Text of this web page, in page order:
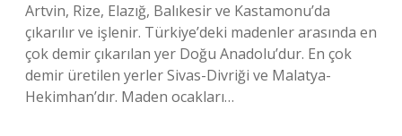
Artvin, Rize, Elazığ, Balıkesir ve Kastamonu’da
çıkarılır ve işlenir. Türkiye’deki madenler arasında en
çok demir çıkarılan yer Doğu Anadolu’dur. En çok
demir üretilen yerler Sivas-Divriği ve Malatya-
Hekimhan’dır. Maden ocakları…